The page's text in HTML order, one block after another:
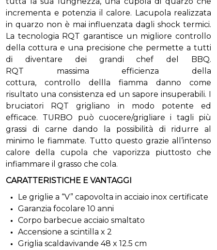
incrementa e potenzia il calore. Lacupola realizzata
in quarzo non è mai influenzata dagli shock termici.
La tecnologia RQT garantisce un migliore controllo
della cottura e una precisione che permette a tutti
di diventare dei grandi chef del BBQ.
RQT massima efficienza della
cottura, controllo dellla fiamma danno come
risultato una consistenza ed un sapore insuperabili. I
bruciatori RQT grigliano in modo potente ed
efficace. TURBO può cuocere/grigliare i tagli più
grassi di carne dando la possibilità di ridurre al
minimo le fiammate. Tutto questo grazie all’intenso
calore della cupola che vaporizza piuttosto che
infiammare il grasso che cola.
CARATTERISTICHE E VANTAGGI
Le griglie a “V” capovolta in acciaio inox certificate
Garanzia focolare 10 anni
Corpo barbecue acciaio smaltato
Accensione a scintilla x 2
Griglia scaldavivande 48 x 12.5 cm